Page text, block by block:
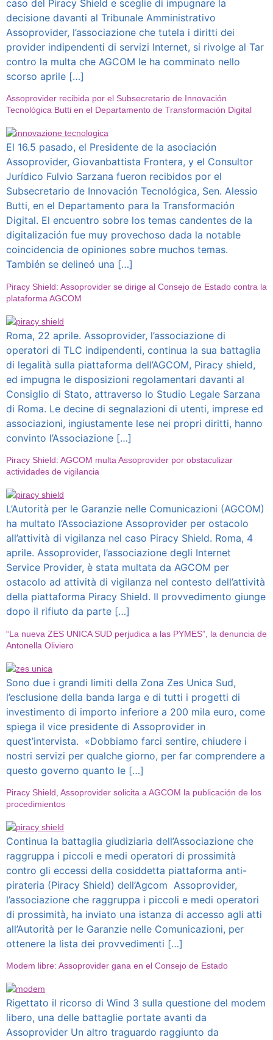
caso del Piracy Shield e sceglie di impugnare la
decisione davanti al Tribunale Amministrativo
Assoprovider, l’associazione che tutela i diritti dei
provider indipendenti di servizi Internet, si rivolge al Tar
contro la multa che AGCOM le ha comminato nello
scorso aprile […]
Assoprovider recibida por el Subsecretario de Innovación
Tecnológica Butti en el Departamento de Transformación Digital
El 16.5 pasado, el Presidente de la asociación
Assoprovider, Giovanbattista Frontera, y el Consultor
Jurídico Fulvio Sarzana fueron recibidos por el
Subsecretario de Innovación Tecnológica, Sen. Alessio
Butti, en el Departamento para la Transformación
Digital. El encuentro sobre los temas candentes de la
digitalización fue muy provechoso dada la notable
coincidencia de opiniones sobre muchos temas.
También se delineó una […]
Piracy Shield: Assoprovider se dirige al Consejo de Estado contra la
plataforma AGCOM
Roma, 22 aprile. Assoprovider, l’associazione di
operatori di TLC indipendenti, continua la sua battaglia
di legalità sulla piattaforma dell’AGCOM, Piracy shield,
ed impugna le disposizioni regolamentari davanti al
Consiglio di Stato, attraverso lo Studio Legale Sarzana
di Roma. Le decine di segnalazioni di utenti, imprese ed
associazioni, ingiustamente lese nei propri diritti, hanno
convinto l’Associazione […]
Piracy Shield: AGCOM multa Assoprovider por obstaculizar
actividades de vigilancia
L’Autorità per le Garanzie nelle Comunicazioni (AGCOM)
ha multato l’Associazione Assoprovider per ostacolo
all’attività di vigilanza nel caso Piracy Shield. Roma, 4
aprile. Assoprovider, l’associazione degli Internet
Service Provider, è stata multata da AGCOM per
ostacolo ad attività di vigilanza nel contesto dell’attività
della piattaforma Piracy Shield. Il provvedimento giunge
dopo il rifiuto da parte […]
“La nueva ZES UNICA SUD perjudica a las PYMES”, la denuncia de
Antonella Oliviero
Sono due i grandi limiti della Zona Zes Unica Sud,
l’esclusione della banda larga e di tutti i progetti di
investimento di importo inferiore a 200 mila euro, come
spiega il vice presidente di Assoprovider in
quest’intervista. «Dobbiamo farci sentire, chiudere i
nostri servizi per qualche giorno, per far comprendere a
questo governo quanto le […]
Piracy Shield, Assoprovider solicita a AGCOM la publicación de los
procedimientos
Continua la battaglia giudiziaria dell’Associazione che
raggruppa i piccoli e medi operatori di prossimità
contro gli eccessi della cosiddetta piattaforma anti-
pirateria (Piracy Shield) dell’Agcom Assoprovider,
l’associazione che raggruppa i piccoli e medi operatori
di prossimità, ha inviato una istanza di accesso agli atti
all’Autorità per le Garanzie nelle Comunicazioni, per
ottenere la lista dei provvedimenti […]
Modem libre: Assoprovider gana en el Consejo de Estado
Rigettato il ricorso di Wind 3 sulla questione del modem
libero, una delle battaglie portate avanti da
Assoprovider Un altro traguardo raggiunto da